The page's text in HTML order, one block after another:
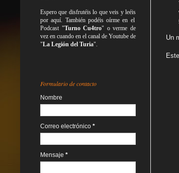
Un
Espero que disfrutéis lo queveis yleéis
por aquí. También podéis oírme en el
Podcast "Turno Cu4tro" o verme de
vez en cuando en el canal de Youtube de
"La Legión del Turia".
Formulario de contacto
Nombre
Correo electrónico *
Mensaje *